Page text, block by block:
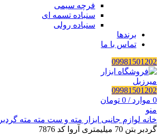
فرچه سیمی
سنباده تسمه ای
سنباده رولی
برندها
تماس با ما
09981501202
09981501202
0 موارد /
0 تومان
منو
خانه لوازم جانبی ابزار مته و ست مته مته گردبر
گردبر بتن 70 میلیمتری آروا کد 7876